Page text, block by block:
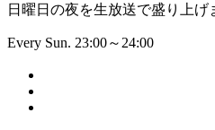
日曜日の夜を生放送で盛り上
Every Sun. 23:00～24:00